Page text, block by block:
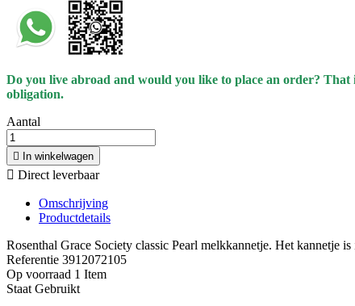
Do you live abroad and would you like to place an order? That
obligation.
Aantal
 In winkelwagen
 Direct leverbaar
Omschrijving
Productdetails
Rosenthal Grace Society classic Pearl melkkannetje. Het kannetje
Referentie 3912072105
Op voorraad 1 Item
StaatGebruikt